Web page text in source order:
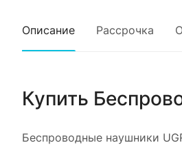
Описание Рассрочка
Купить
Беспроводные наушники